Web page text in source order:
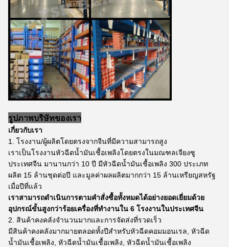
รูปภาพบริษัทของเรา
เกี่ยวกับเรา
1. โรงงาน/ผู้ผลิตโดยตรงจากจีนที่มีความสามารถสูง
เราเป็นโรงงานหัวฉีดน้ำมันเชื้อเพลิงโดยตรงในมณฑลเจียงซู
ประเทศจีน มานานกว่า 10 ปี มีหัวฉีดน้ำมันเชื้อเพลิง 300 ประเภท
ผลิต 15 ล้านชุดต่อปี และมูลค่าผลผลิตมากกว่า 15 ล้านเหรียญสหรัฐ
เมื่อปีที่แล้ว
เราสามารถดำเนินการตามคำสั่งซื้อทั้งหมดได้อย่างยอดเยี่ยมด้วย
อุปกรณ์ขั้นสูงกว่าร้อยเครื่องที่ทำงานใน 6 โรงงานในประเทศจีน
2. สินค้าคงคลังจำนวนมากและการจัดส่งที่รวดเร็ว
มีสินค้าคงคลังมากมายตลอดทั้งปีสำหรับหัวฉีดคอมมอนเรล, หัวฉีด
น้ำมันเชื้อเพลิง, หัวฉีดน้ำมันเชื้อเพลิง, หัวฉีดน้ำมันเชื้อเพลิง